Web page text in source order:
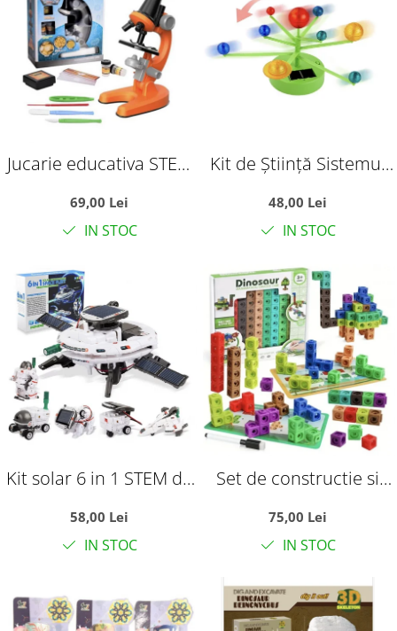
Jucarie educativa STEM
cercetatori stiintifici,
portocaliu
69,00 Lei
IN STOC
Kit de Știință Sistemul
Sistem Solar cu Energie
Solară
48,00 Lei
IN STOC
Kit solar 6 in 1 STEM de
flota Spatiului cosmic
58,00 Lei
IN STOC
Set de constructie si
cuburi interconectabile,
Dinozaurul, cu 117
75,00 Lei
IN STOC